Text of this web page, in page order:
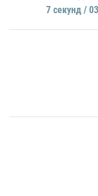
7 секунд /